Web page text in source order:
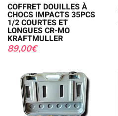
COFFRET DOUILLES À
CHOCS IMPACTS 35PCS
1/2 COURTES ET
LONGUES CR-MO
KRAFTMULLER
89,00€